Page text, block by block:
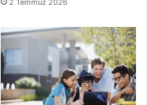
2 Temmuz 2026